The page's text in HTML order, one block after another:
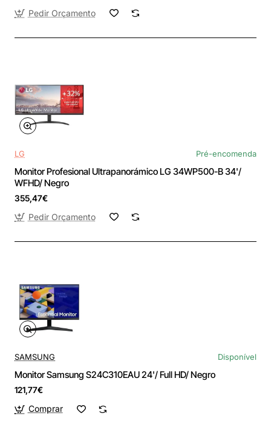
Pedir Orçamento
LG Pré-encomenda
Monitor Profesional Ultrapanorámico LG 34WP500-B 34'/
WFHD/ Negro
355,47€
Pedir Orçamento
SAMSUNG Disponível
Monitor Samsung S24C310EAU 24'/ Full HD/ Negro
121,77€
Comprar